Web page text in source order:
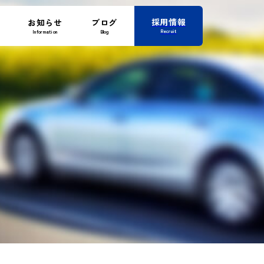
お知らせ
Information
ブログ
Blog
採用情報
Recruit